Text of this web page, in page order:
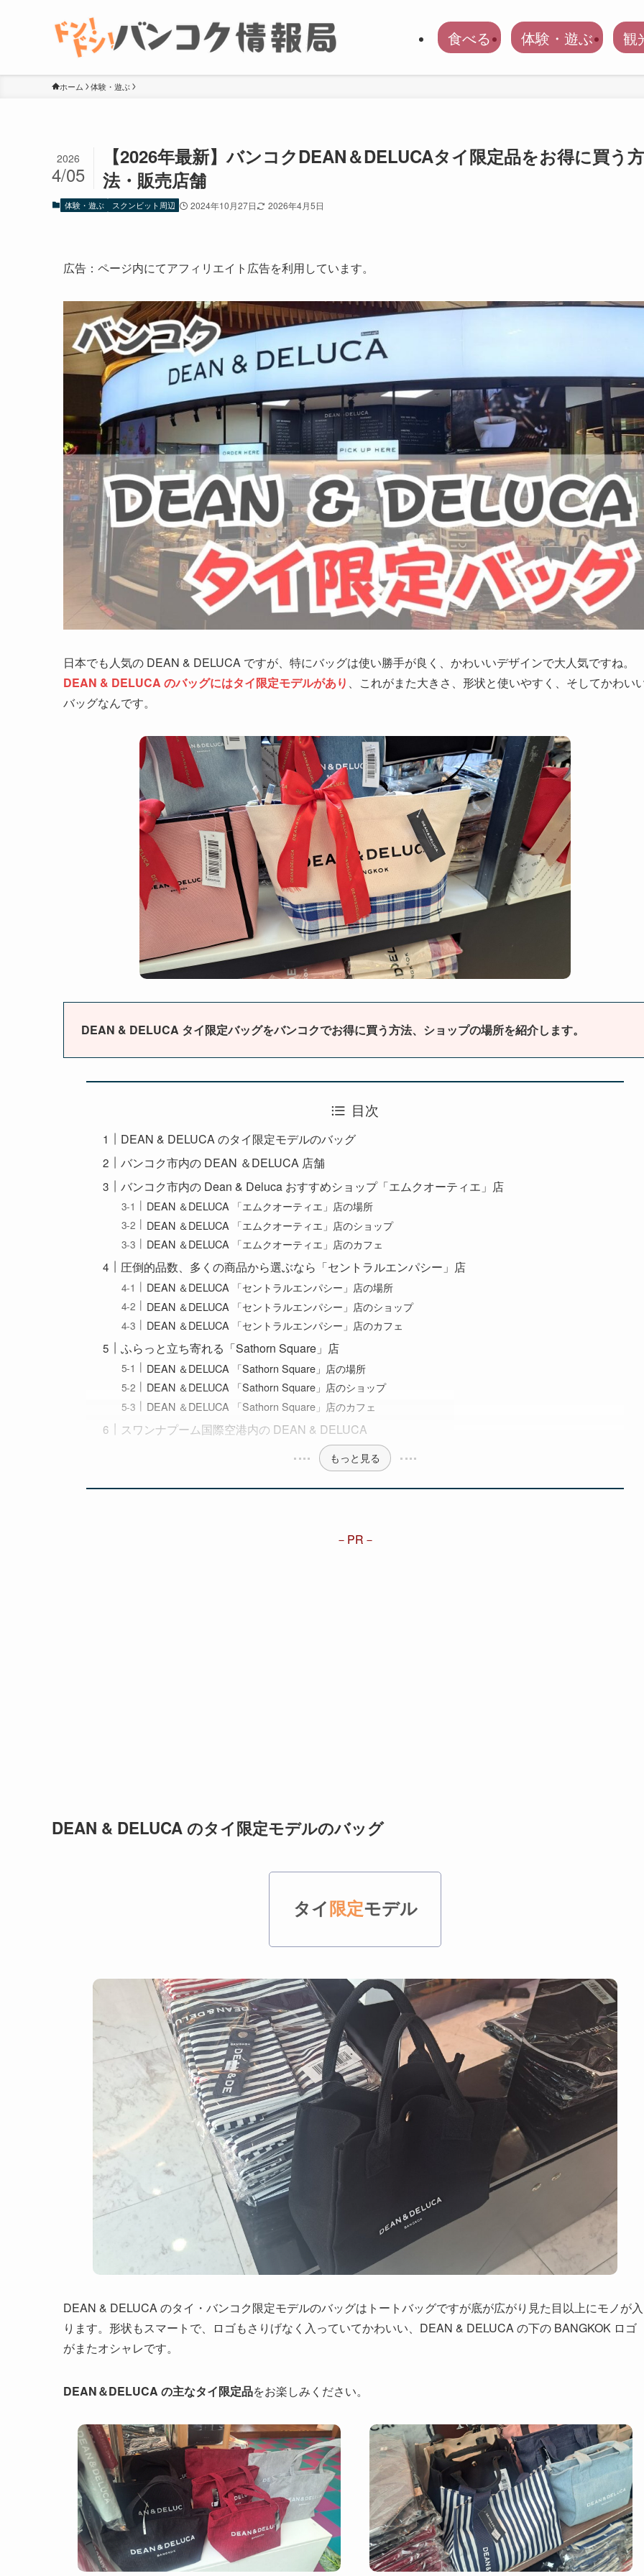
食べる 体験・遊ぶ 観
ホーム 体験・遊ぶ
【2026年最新】バンコクDEAN＆DELUCAタイ限定品をお得に買う方
法・販売店舗
2026
4/05
体験・遊ぶ スクンビット周辺 2024年10月27日 2026年4月5日
広告：ページ内にてアフィリエイト広告を利用しています。
日本でも人気の DEAN & DELUCA ですが、特にバッグは使い勝手が良く、かわいいデザインで大人気ですね。
DEAN & DELUCA のバッグにはタイ限定モデルがあり 、これがまた大きさ、形状と使いやすく、そしてかわい
バッグなんです。
DEAN & DELUCA タイ限定バッグをバンコクでお得に買う方法、ショップの場所を紹介します。
目次
DEAN & DELUCA のタイ限定モデルのバッグ
バンコク市内の DEAN ＆DELUCA 店舗
バンコク市内の Dean & Deluca おすすめショップ「エムクオーティエ」店
DEAN ＆DELUCA 「エムクオーティエ」店の場所
DEAN ＆DELUCA 「エムクオーティエ」店のショップ
DEAN ＆DELUCA 「エムクオーティエ」店のカフェ
圧倒的品数、多くの商品から選ぶなら「セントラルエンパシー」店
DEAN ＆DELUCA 「セントラルエンパシー」店の場所
DEAN ＆DELUCA 「セントラルエンパシー」店のショップ
DEAN ＆DELUCA 「セントラルエンパシー」店のカフェ
ふらっと立ち寄れる「Sathorn Square」店
DEAN ＆DELUCA 「Sathorn Square」店の場所
DEAN ＆DELUCA 「Sathorn Square」店のショップ
DEAN ＆DELUCA 「Sathorn Square」店のカフェ
スワンナプーム国際空港内の DEAN & DELUCA
もっと見る
PR
DEAN & DELUCA のタイ限定モデルのバッグ
タイ 限定モデル
DEAN & DELUCA のタイ・バンコク限定モデルのバッグはトートバッグですが底が広がり見た目以上にモノが入
ります。形状もスマートで、ロゴもさりげなく入っていてかわいい、DEAN & DELUCA の下の BANGKOK ロゴ
がまたオシャレです。
DEAN＆DELUCA の主なタイ限定品をお楽しみください。